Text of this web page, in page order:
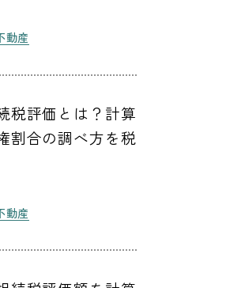
動産
税評価とは？計算
割合の調べ方を税
動産